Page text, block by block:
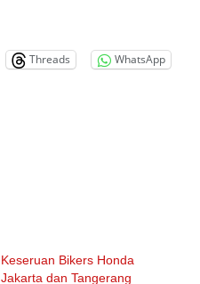
Threads WhatsApp
Keseruan Bikers Honda
Jakarta dan Tangerang